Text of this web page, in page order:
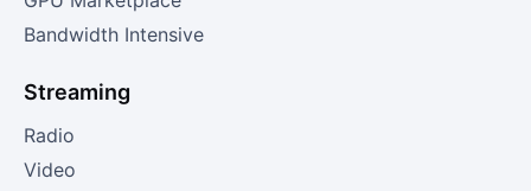
Bandwidth Intensive
Streaming
Radio
Video